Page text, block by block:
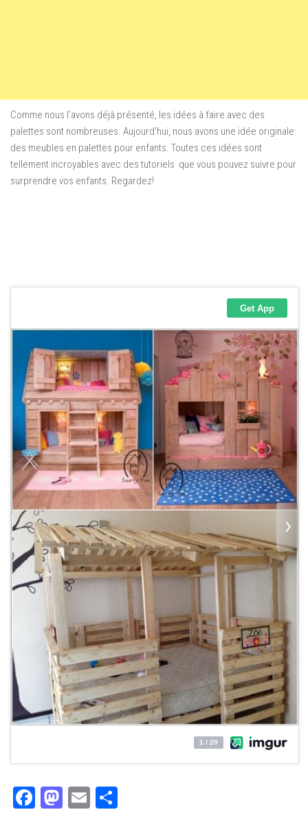
Comme nous l’avons déjà présenté, les idées à faire avec des
palettes sont nombreuses. Aujourd’hui, nous avons une idée originale:
des meubles en palettes pour enfants. Toutes ces idées sont
tellement incroyables avec des tutoriels que vous pouvez suivre pour
surprendre vos enfants. Regardez!
Facebook
Mastodon
Email